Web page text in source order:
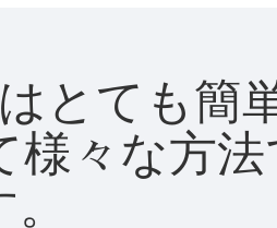
とても簡
々な方